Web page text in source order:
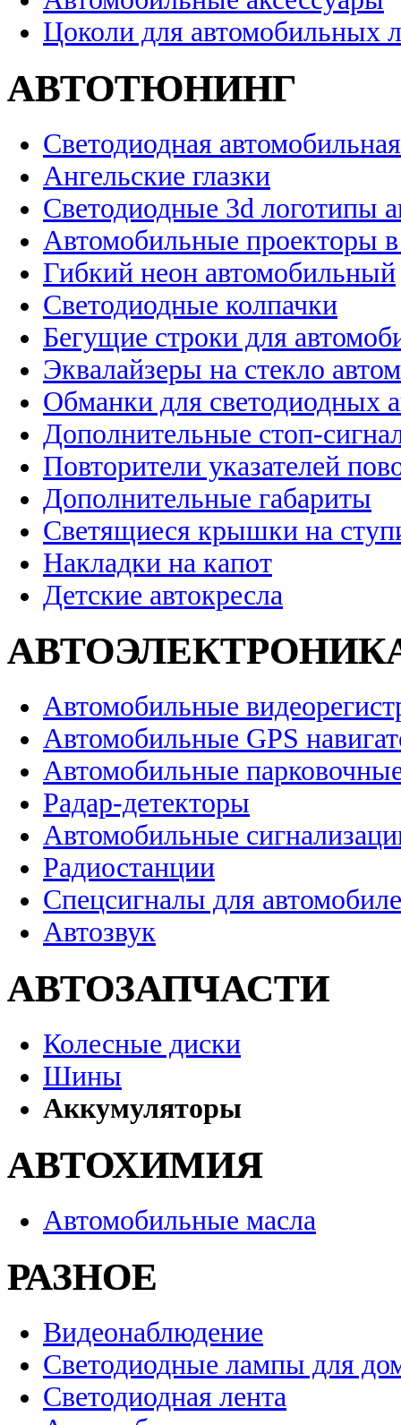
Цоколи для автомобильных
АВТОТЮНИНГ
Светодиодная
Ангельские глазки
Светодиодные 3d логотипы
Автомобильные проекторы
Гибкий неон автомобильный
Светодиодные колпачки
Бегущие строки для
Эквалайзеры на стекло
Обманки для светодиодных
Дополнительные стоп-
Повторители указателей
Дополнительные габариты
Светящиеся крышки на
Накладки на капот
Детские автокресла
Автомобильные
Автомобильные GPS
Автомобильные
Радар-детекторы
Автомобильные
Радиостанции
Спецсигналы для
Автозвук
АВТОЗАПЧАСТИ
Колесные диски
Шины
Аккумуляторы
АВТОХИМИЯ
Автомобильные масла
РАЗНОЕ
Видеонаблюдение
Светодиодные лампы для
Светодиодная лента